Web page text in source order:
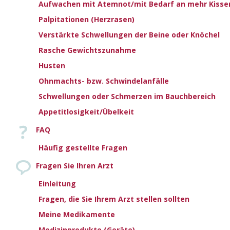
Aufwachen mit Atemnot/mit Bedarf an mehr
Palpitationen (Herzrasen)
Verstärkte Schwellungen der Beine oder Knöchel
Rasche Gewichtszunahme
Husten
Ohnmachts- bzw. Schwindelanfälle
Schwellungen oder Schmerzen im Bauchbereich
Appetitlosigkeit/Übelkeit
FAQ
Häufig gestellte Fragen
Fragen Sie Ihren Arzt
Einleitung
Fragen, die Sie Ihrem Arzt stellen sollten
Meine Medikamente
zentrale Schlafapnoe beeinflusst nicht nur die
Lebensqualität, sondern ist auch mit einer schlechten
Prognose mit häufigeren Krankenhausaufnahmen, einem
höheren Risiko für Herzrhythmusstörungen und potenziell
schwerwiegenden Komplikationen verbunden.
Die Diagnose Schlaf-bezogener Atmungsstörungen
Schlafanamnese des Patienten. Häufig sind auch
Fragebögen hilfreich. Eine nächtliche Polysomnographie,
bei der das Atmungsmuster sorgfältig überwacht und
analysiert wird, kann empfohlen werden. Die Bestätigung
der endgültigen Diagnose einer Schlafapnoe erfordert
manchmal die Beurteilung durch einen Facharzt, der den
Patienten in einem Schlaflabor mit modernen Geräten
untersucht.
Die Behandlung der zentralen Schlafapnoe bei Patienten